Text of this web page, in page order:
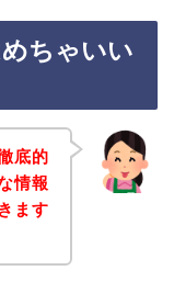
ちゃいい
底的
情報
ます